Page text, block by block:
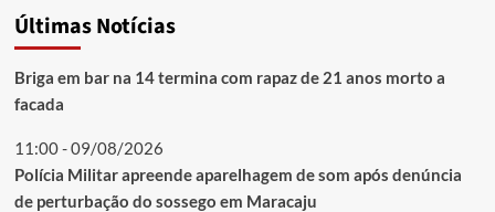
Últimas Notícias
Briga em bar na 14 termina com rapaz de 21 anos morto a
facada
11:00 - 09/08/2026
Polícia Militar apreende aparelhagem de som após denúncia
de perturbação do sossego em Maracaju